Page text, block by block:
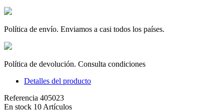
Política de envío. Enviamos a casi todos los países.
Política de devolución. Consulta condiciones
Detalles del producto
Referencia 405023
En stock 10 Artículos